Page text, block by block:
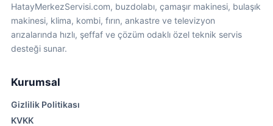
HatayMerkezServisi.com, buzdolabı, çamaşır makinesi, bulaşık
makinesi, klima, kombi, fırın, ankastre ve televizyon
arızalarında hızlı, şeffaf ve çözüm odaklı özel teknik servis
desteği sunar.
Kurumsal
Gizlilik Politikası
KVKK